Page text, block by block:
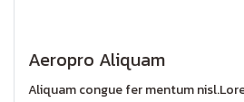
Aeropro Aliquam
Aliquam congue fer mentum